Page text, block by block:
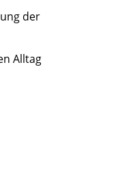
der
Alltag